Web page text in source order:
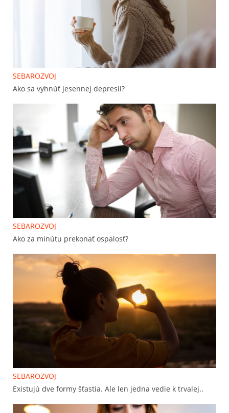
SEBAROZVOJ
Ako sa vyhnúť jesennej depresii?
SEBAROZVOJ
Ako za minútu prekonať ospalosť?
SEBAROZVOJ
Existujú dve formy šťastia. Ale len jedna vedie k trvalej..